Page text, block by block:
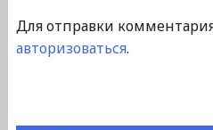
Для отправки
авторизоваться.